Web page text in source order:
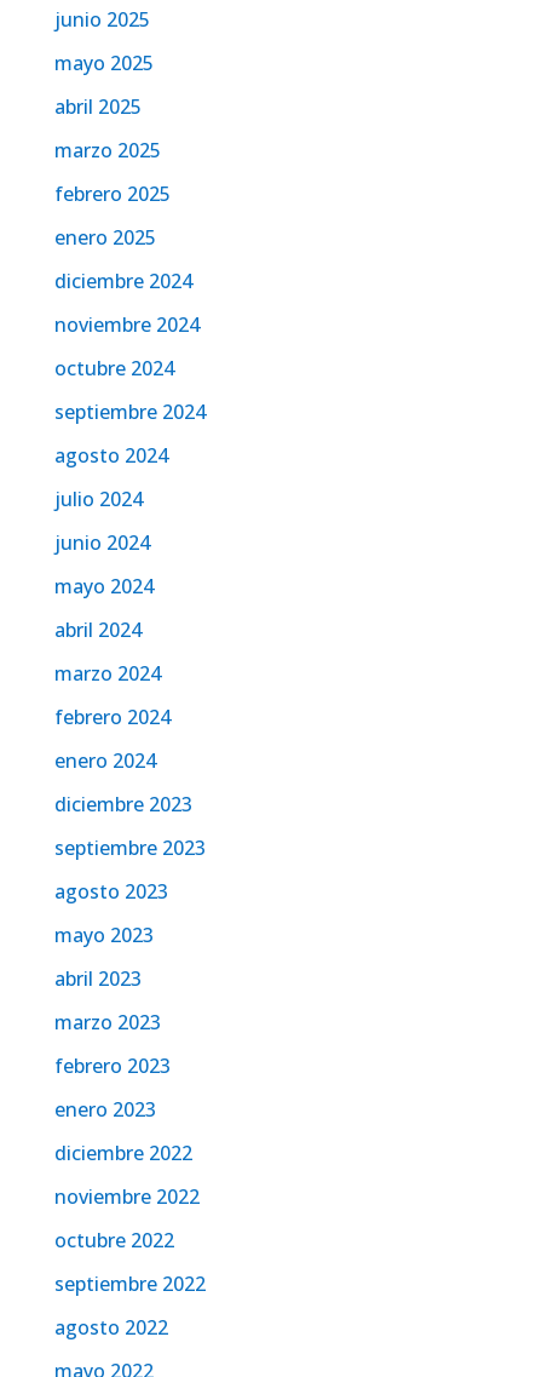
junio 2025
mayo 2025
abril 2025
marzo 2025
febrero 2025
enero 2025
diciembre 2024
noviembre 2024
octubre 2024
septiembre 2024
agosto 2024
julio 2024
junio 2024
mayo 2024
abril 2024
marzo 2024
febrero 2024
enero 2024
diciembre 2023
septiembre 2023
agosto 2023
mayo 2023
abril 2023
marzo 2023
febrero 2023
enero 2023
diciembre 2022
noviembre 2022
octubre 2022
septiembre 2022
agosto 2022
mayo 2022